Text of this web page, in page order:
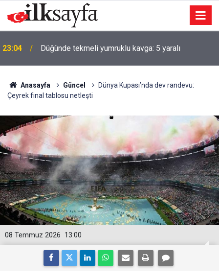
23:04 Düğünde tekmeli yumruklu kavga: 5 yaralı
Anasayfa Güncel
Dünya Kupası’nda dev randevu:
Çeyrek final tablosu netleşti
13:00
08 Temmuz 2026